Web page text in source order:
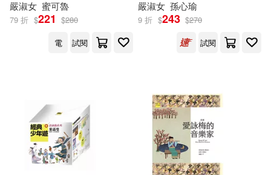
嚴淑女 蜜可魯
79 折 $221 $280
電
試閱
嚴淑女 孫心瑜
9 折 $243 $270
試閱